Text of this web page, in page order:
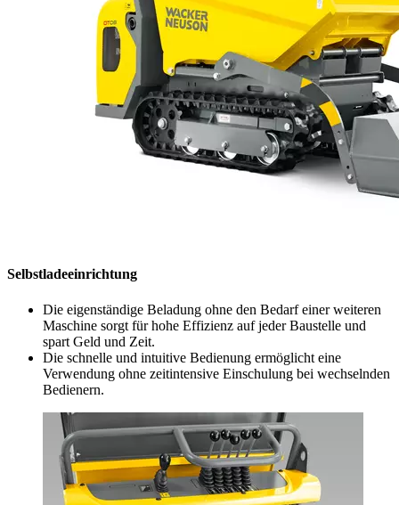
Selbstladeeinrichtung
Die eigenständige Beladung ohne den Bedarf einer weiteren
Maschine sorgt für hohe Effizienz auf jeder Baustelle und
spart Geld und Zeit.
Die schnelle und intuitive Bedienung ermöglicht eine
Verwendung ohne zeitintensive Einschulung bei wechselnden
Bedienern.